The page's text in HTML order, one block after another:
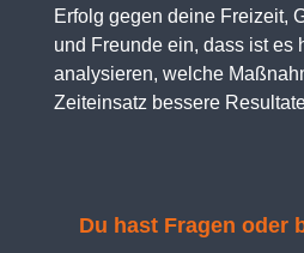
Erfolg gegen deine Freizeit,
und Freunde ein, dass ist es
analysieren, welche
Zeiteinsatz bessere
Du hast Fragen oder